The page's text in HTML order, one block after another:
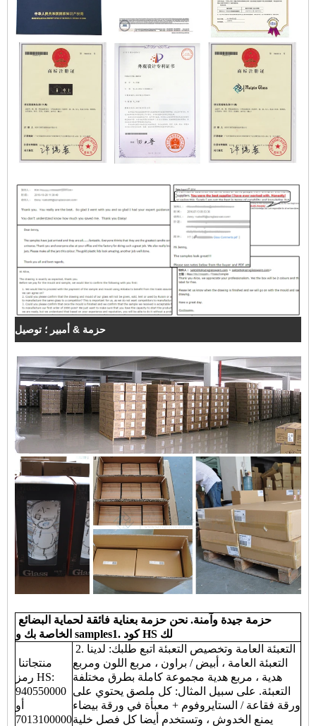
حزمة & أمبير ؛ توصيل
رمز HS:
940550000
أو
7013100000
2. التعبئة العامة وتخصيص التعبئة اتبع طلبك: لدينا
التعبئة العامة ، أبيض / براون ، مربع اللون ومربع
هدية ، مربع هدية مجموعة كاملة بطرق مختلفة
التعبئة. على سبيل المثال: كل ملصق يحتوي على
ورقة فقاعة / الستايروفوم + معبأة في ورقة بيضاء
يمنع الخدوش ، وتستخدم أيضا كل فصل خلية